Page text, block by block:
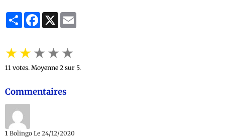
PartagerFacebook
X
★★★★★
11 votes. Moyenne 2 sur 5.
Commentaires
1 Bolingo Le 24/12/2020